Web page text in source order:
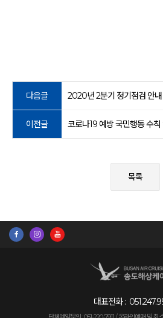
다음글 2020년 2분기 정기점검 안내
이전글 코로나19 예방 국민행동 수칙
목록
대표전화 :